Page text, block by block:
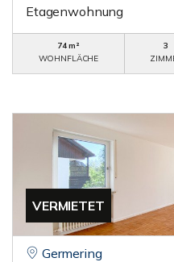
Etagenwohnung
74 m²
WOHNFLÄCHE
3
VERMIETET
Germering